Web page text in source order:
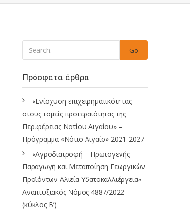
Go
Πρόσφατα άρθρα
«Ενίσχυση επιχειρηματικότητας
στους τομείς προτεραιότητας της
Περιφέρειας Νοτίου Αιγαίου» –
Πρόγραμμα «Νότιο Αιγαίο» 2021-2027
«Αγροδιατροφή – Πρωτογενής
Παραγωγή και Μεταποίηση Γεωργικών
Προϊόντων Αλιεία Υδατοκαλλιέργεια» –
Αναπτυξιακός Νόμος 4887/2022
(κύκλος Β’)